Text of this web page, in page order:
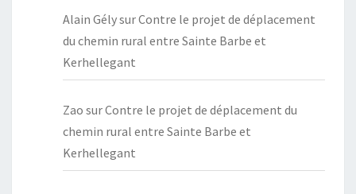
Alain GélysurContre le projet de déplacement
du chemin rural entre Sainte Barbe et
Kerhellegant
Zao surContre le projet de déplacement du
chemin rural entre Sainte Barbe et
Kerhellegant